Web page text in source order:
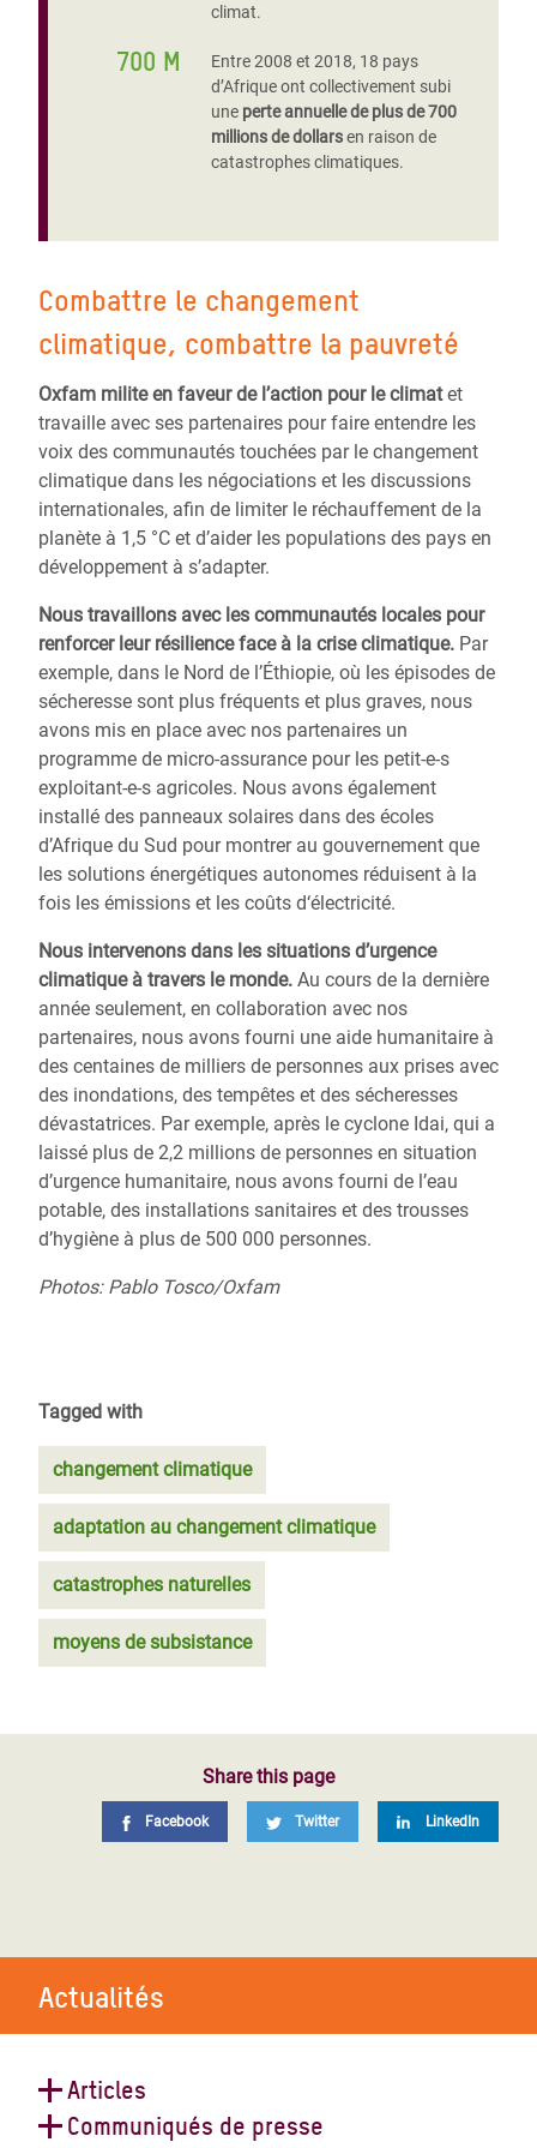
climat.
700 M
Entre 2008 et 2018, 18 pays
d’Afrique ont collectivement subi
une perte annuelle de plus de 700
millions de dollarsen raison de
catastrophes climatiques.
Combattre le changement
climatique, combattre la pauvreté
Oxfam milite en faveur de l’action pour le climatet
travaille avec ses partenaires pour faire entendre les
voix des communautés touchées par le changement
climatique dans les négociations et les discussions
internationales, afin de limiter le réchauffement de la
planète à 1,5 °C et d’aider les populations des pays en
développement à s’adapter.
Nous travaillons avec les communautés locales pour
renforcer leur résilience face à la crise climatique. Par
exemple, dans le Nord de l’Éthiopie, où les épisodes de
sécheresse sont plus fréquents et plus graves, nous
avons mis en place avec nos partenaires un
programme de micro-assurance pour les petit-e-s
exploitant-e-s agricoles. Nous avons également
installé des panneaux solaires dans des écoles
d’Afrique du Sud pour montrer au gouvernement que
les solutions énergétiques autonomes réduisent à la
fois les émissions et les coûts d‘électricité.
Nous intervenons dans les situations d’urgence
climatique à travers le monde. Au cours de la dernière
année seulement, en collaboration avec nos
partenaires, nous avons fourni une aide humanitaire à
des centaines de milliers de personnes aux prises avec
des inondations, des tempêtes et des sécheresses
dévastatrices. Par exemple, après le cyclone Idai, qui a
laissé plus de 2,2 millions de personnes en situation
d’urgence humanitaire, nous avons fourni de l’eau
potable, des installations sanitaires et des trousses
d’hygiène à plus de 500 000 personnes.
Photos: Pablo Tosco/Oxfam
Tagged with
changement climatique
adaptation au changement climatique
catastrophes naturelles
moyens de subsistance
Share this page
Facebook Twitter LinkedIn
Actualités
Articles
Communiqués de presse